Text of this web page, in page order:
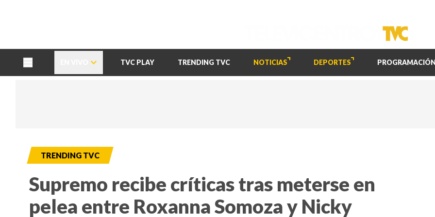
TVC PLAY TRENDING TVC NOTICIAS DEPORTES PROGRAMACIÓN
TRENDING TVC
Supremo recibe críticas tras meterse en
pelea entre Roxanna Somoza y Nicky